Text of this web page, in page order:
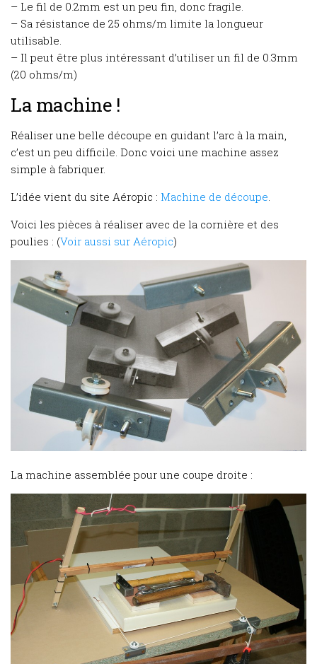
– Le fil de 0.2mm est un peu fin, donc fragile.
– Sa résistance de 25 ohms/m limite la longueur
utilisable.
– Il peut être plus intéressant d’utiliser un fil de 0.3mm
(20 ohms/m)
La machine !
Réaliser une belle découpe en guidant l’arc à la main,
c’est un peu difficile. Donc voici une machine assez
simple à fabriquer.
L’idée vient du site Aéropic : Machine de découpe
Voici les pièces à réaliser avec de la cornière et des
poulies : (Voir aussi sur Aéropic)
La machine assemblée pour une coupe droite :